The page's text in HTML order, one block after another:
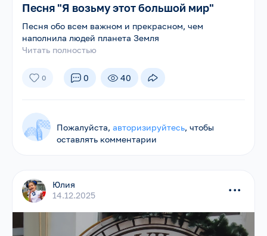
Песня "Я возьму этот большой мир"
Песня обо всем важном и прекрасном, чем
наполнила людей планета Земля
Читать полностью
0 0 40
Пожалуйста,авторизируйтесь, чтобы
оставлять комментарии
Юлия
14.12.2025
...